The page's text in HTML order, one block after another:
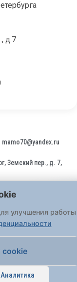
д.7
mamo70@yandex.ru
Земский пер., д. 7,
поступившие на
на основании
ФЗ
. Обращения
«Госуслуги» (ЕПГУ)
данных.
улучшения работы
cookie
Аналитика